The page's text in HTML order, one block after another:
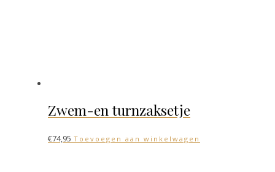
Zwem-en turnzaksetje
€74,95 Toevoegen aan winkelwagen